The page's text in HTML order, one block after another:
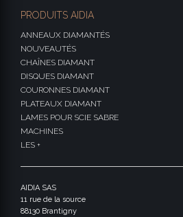
PRODUITS AIDIA
ANNEAUX DIAMANTÉS
NOUVEAUTÉS
CHAÎNES DIAMANT
DISQUES DIAMANT
COURONNES DIAMANT
PLATEAUX DIAMANT
LAMES POUR SCIE SABRE
MACHINES
LES +
AIDIA SAS
11 rue de la source
88130 Brantigny